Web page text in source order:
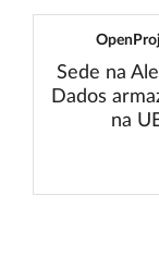
Sede na
Dados
na